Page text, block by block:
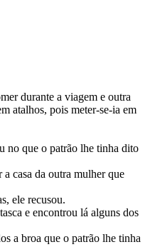
durante a viagem e outra
atalhos, pois meter-se-ia em
no que o patrão lhe tinha dito
casa da outra mulher que
ele recusou.
e encontrou lá alguns dos
a broa que o patrão lhe tinha